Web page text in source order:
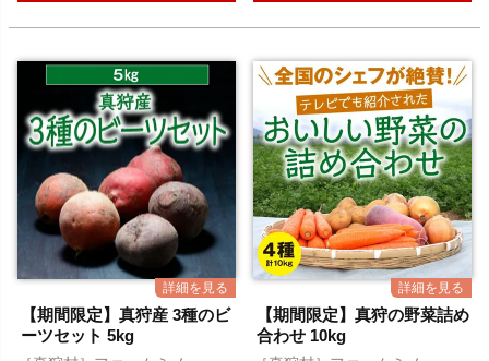
【期間限定】真狩産 3種のビ
ーツセット 5kg
【期間限定】真狩の野菜詰め
合わせ 10kg